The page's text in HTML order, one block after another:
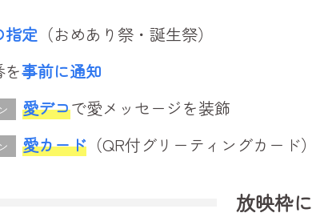
指定 （おめあり祭・誕生祭）
事前に通知
愛デコで愛メッセージを装飾
愛カード（QR付グリーティングカード
放映枠